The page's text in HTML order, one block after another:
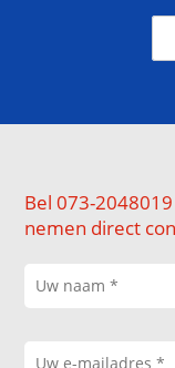
Bel 073-
nemen direct